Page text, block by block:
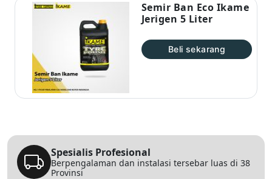
Semir Ban Eco Ikame
Jerigen 5 Liter
Beli sekarang
Spesialis Profesional
Berpengalaman dan instalasi tersebar luas di 38
Provinsi